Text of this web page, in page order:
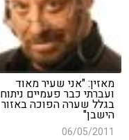
מאזין: "אני שעיר מאוד
ועברתי כבר פעמיים ניתוח
בגלל שערה הפוכה באזור
הישבן"
06/05/2011